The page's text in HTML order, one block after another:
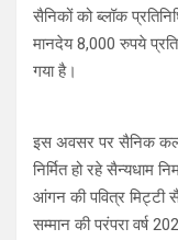
सैनिकों को ब्लॉक
मानदेय 8,000 रुपये
गया है।
इस अवसर पर सैनिक
निर्मित हो रहे सैन्यधाम
आंगन की पवित्र मिट्टी
सम्मान की परंपरा वर्ष